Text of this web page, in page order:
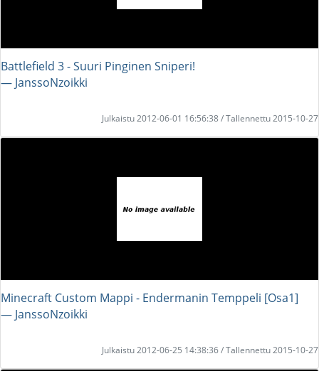
Battlefield 3 - Suuri Pinginen Sniperi!
― JanssoNzoikki
Julkaistu 2012-06-01 16:56:38 / Tallennettu 2015-10-27
Minecraft Custom Mappi - Endermanin Temppeli [Osa1]
― JanssoNzoikki
Julkaistu 2012-06-25 14:38:36 / Tallennettu 2015-10-27